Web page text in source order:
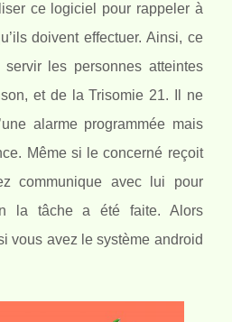
ce logiciel pour rappeler à
doivent effectuer. Ainsi, ce
les personnes atteintes
et de la Trisomie 21. Il ne
alarme programmée mais
Même si le concerné reçoit
communique avec lui pour
la tâche a été faite. Alors
vous avez le système android